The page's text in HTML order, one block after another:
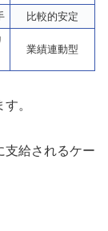
比較的安定
業績連動型
。
支給されるケー